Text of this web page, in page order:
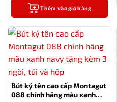
Thêm vào giỏ hàng
Bút ký tên cao cấp Montagut
088 chính hãng màu xanh